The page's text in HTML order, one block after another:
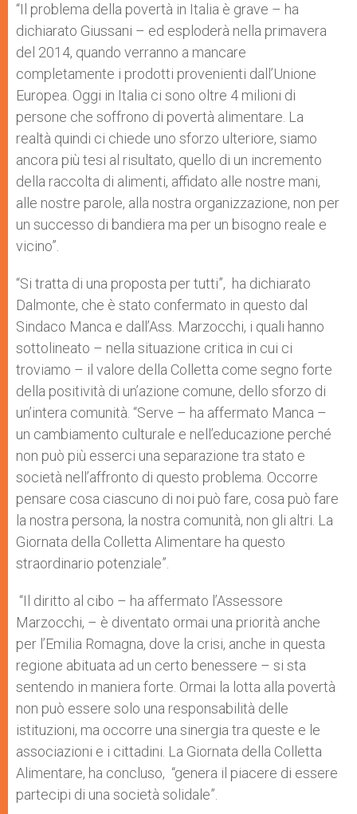
“Il problema della povertà in Italia è grave – ha
dichiarato Giussani – ed esploderà nella primavera
del 2014, quando verranno a mancare
completamente i prodotti provenienti dall’Unione
Europea. Oggi in Italia ci sono oltre 4 milioni di
persone che soffrono di povertà alimentare. La
realtà quindi ci chiede uno sforzo ulteriore, siamo
ancora più tesi al risultato, quello di un incremento
della raccolta di alimenti, affidato alle nostre mani,
alle nostre parole, alla nostra organizzazione, non per
un successo di bandiera ma per un bisogno reale e
vicino”.
“Si tratta di una proposta per tutti”, ha dichiarato
Dalmonte, che è stato confermato in questo dal
Sindaco Manca e dall’Ass. Marzocchi, i quali hanno
sottolineato – nella situazione critica in cui ci
troviamo – il valore della Colletta come segno forte
della positività di un’azione comune, dello sforzo di
un’intera comunità. “Serve – ha affermato Manca –
un cambiamento culturale e nell’educazione perché
non può più esserci una separazione tra stato e
società nell’affronto di questo problema. Occorre
pensare cosa ciascuno di noi può fare, cosa può fare
la nostra persona, la nostra comunità, non gli altri. La
Giornata della Colletta Alimentare ha questo
straordinario potenziale”.
“Il diritto al cibo – ha affermato l’Assessore
Marzocchi, – è diventato ormai una priorità anche
per l’Emilia Romagna, dove la crisi, anche in questa
regione abituata ad un certo benessere – si sta
sentendo in maniera forte. Ormai la lotta alla povertà
non può essere solo una responsabilità delle
istituzioni, ma occorre una sinergia tra queste e le
associazioni e i cittadini. La Giornata della Colletta
Alimentare, ha concluso, “genera il piacere di essere
partecipi di una società solidale”.